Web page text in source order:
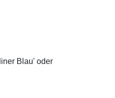
Blau' oder